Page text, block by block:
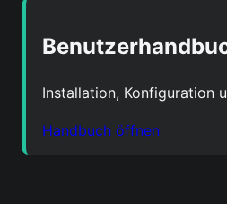
Installation, Konfiguration
Handbuch öffnen